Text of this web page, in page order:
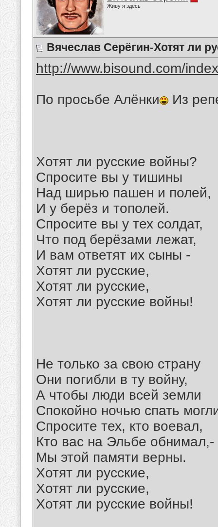
Живу я здесь
Вячеслав Серёгин-Хотят ли
http://www.bisound.com/
По просьбе Алёнки Из
Хотят ли русские войны?
Спросите вы у тишины
Над ширью пашен и полей,
И у берёз и тополей.
Спросите вы у тех солдат,
Что под берёзами лежат,
И вам ответят их сыны -
Хотят ли русские,
Хотят ли русские,
Хотят ли русские войны!
Не только за свою страну
Они погибли в ту войну,
А чтобы люди всей земли
Спокойно ночью спать
Спросите тех, кто воевал,
Кто вас на Эльбе обнимал,-
Мы этой памяти верны.
Хотят ли русские,
Хотят ли русские,
Хотят ли русские войны!